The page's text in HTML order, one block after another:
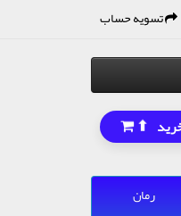
تسویه حساب
⬆
رمان